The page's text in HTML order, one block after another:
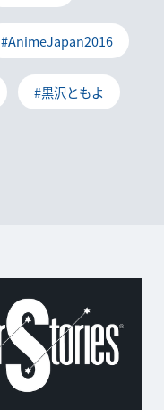
#AnimeJapan2016
#黒沢ともよ